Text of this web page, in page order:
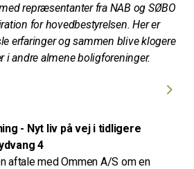
repræsentanter fra NAB og SØBO
for hovedbestyrelsen. Her er
erfaringer og sammen blive klogere
i andre almene boligforeninger.
Next
- Nyt liv på vej i tidligere
4
aftale med Ommen A/S om en